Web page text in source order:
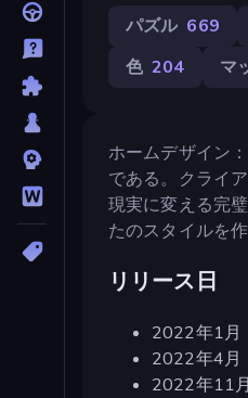
パズル 669
色 204 マ
ホームデザイン
である。クライ
現実に変える完
たのスタイルを
リリース日
2022年1月
2022年4月
2022年11